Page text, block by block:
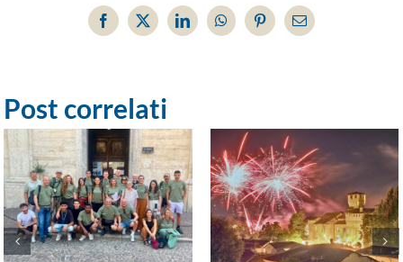
Facebook
X LinkedInWhatsAppPinterestEmail
Post correlati